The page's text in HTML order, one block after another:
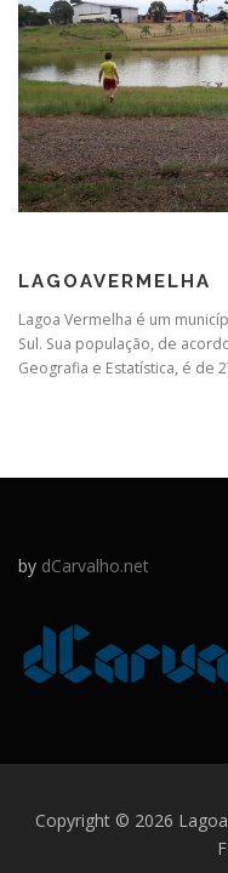
LAGOAVERMELHA
Lagoa Vermelha é um
Sul. Sua população, de
Geografia e Estatística, é de
by dCarvalho.net
Copyright © 2026